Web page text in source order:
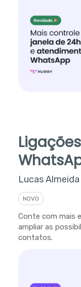
Lucas Almeida
NOVO
Conte com mais
ampliar as
contatos.